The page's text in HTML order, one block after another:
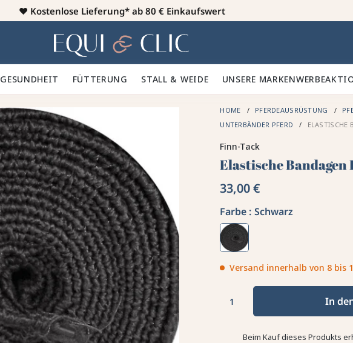
♥️ Kostenlose Lieferung* ab 80 € Einkaufswert
Heim
GESUNDHEIT ✨ FÜTTERUNG 🥕 STALL & WEIDE 🍃 UNSERE MARKEN
HOME PFERDEAUSRÜSTUNG
UNTERBÄNDER PFERD
ELASTISCHE
Finn-Tack
Elastische
33,00 €
Farbe : Schwarz
Versand innerhalb von 8 bis
In
Beim Kauf dieses Produkts